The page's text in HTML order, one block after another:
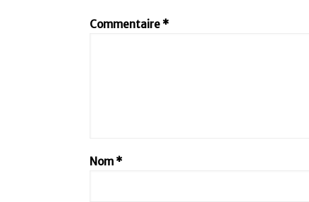
Commentaire *
Nom *